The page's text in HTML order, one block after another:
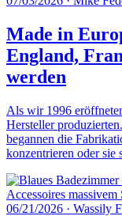
Made in
England,
werden
Als wir 1996
Hersteller
begannen die
konzentrieren oder
06/21/2026 · Wassily